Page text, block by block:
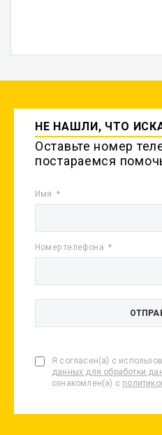
НЕ НАШЛИ, ЧТО
Оставьте номер
постараемся
Имя
Номер телефона
Я согласен(а) с
данных для обработки
ознакомлен(а) с